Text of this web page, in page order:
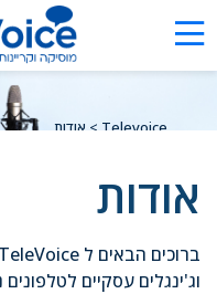
Televoice
>אודות
אודות
וג'ינגלים עסקיים לטלפונים